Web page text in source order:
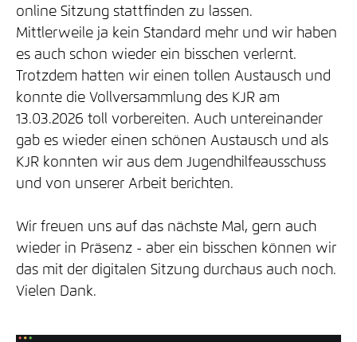
online Sitzung stattfinden zu lassen.
Mittlerweile ja kein Standard mehr und wir haben
es auch schon wieder ein bisschen verlernt.
Trotzdem hatten wir einen tollen Austausch und
konnte die Vollversammlung des KJR am
13.03.2026 toll vorbereiten. Auch untereinander
gab es wieder einen schönen Austausch und als
KJR konnten wir aus dem Jugendhilfeausschuss
und von unserer Arbeit berichten.
Wir freuen uns auf das nächste Mal, gern auch
wieder in Präsenz - aber ein bisschen können wir
das mit der digitalen Sitzung durchaus auch noch.
Vielen Dank.